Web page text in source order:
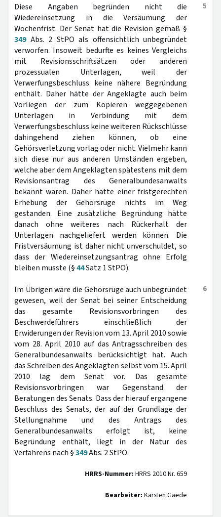
5
Diese Angaben begründen nicht die
Wiedereinsetzung in die Versäumung der
Wochenfrist. Der Senat hat die Revision gemäß §
349Abs. 2 StPO als offensichtlich unbegründet
verworfen. Insoweit bedurfte es keines Vergleichs
mit Revisionsschriftsätzen oder anderen
prozessualen Unterlagen, weil der
Verwerfungsbeschluss keine nähere Begründung
enthält. Daher hätte der Angeklagte auch beim
Vorliegen der zum Kopieren weggegebenen
Unterlagen in Verbindung mit dem
Verwerfungsbeschluss keine weiteren Rückschlüsse
dahingehend ziehen können, ob eine
Gehörsverletzung vorlag oder nicht. Vielmehr kann
sich diese nur aus anderen Umständen ergeben,
welche aber dem Angeklagten spätestens mit dem
Revisionsantrag des Generalbundesanwalts
bekannt waren. Daher hätte einer fristgerechten
Erhebung der Gehörsrüge nichts im Weg
gestanden. Eine zusätzliche Begründung hätte
danach ohne weiteres nach Rückerhalt der
Unterlagen nachgeliefert werden können. Die
Fristversäumung ist daher nicht unverschuldet, so
dass der Wiedereinsetzungsantrag ohne Erfolg
bleiben musste (§44Satz 1 StPO).
6
Im Übrigen wäre die Gehörsrüge auch unbegründet
gewesen, weil der Senat bei seiner Entscheidung
das gesamte Revisionsvorbringen des
Beschwerdeführers einschließlich der
Erwiderungen der Revision vom 13. April 2010 sowie
vom 28. April 2010 auf das Antragsschreiben des
Generalbundesanwalts berücksichtigt hat. Auch
das Schreiben des Angeklagten selbst vom 15. April
2010 lag dem Senat vor. Das gesamte
Revisionsvorbringen war Gegenstand der
Beratungen des Senats. Dass der hierauf ergangene
Beschluss des Senats, der auf der Grundlage der
Stellungnahme und des Antrags des
Generalbundesanwalts erfolgt ist, keine
Begründung enthält, liegt in der Natur des
Verfahrens nach §349Abs. 2 StPO.
HRRS-Nummer: HRRS 2010 Nr. 659
Bearbeiter: Karsten Gaede